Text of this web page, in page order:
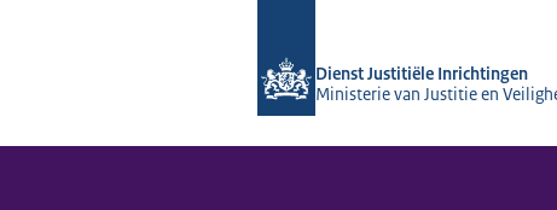
Dienst Justitiële Inrichtingen
Ministerie van Justitie en